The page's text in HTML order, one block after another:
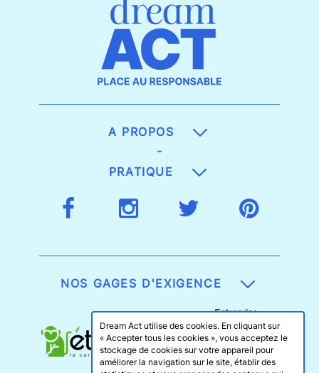
A PROPOS
-
PRATIQUE
NOS GAGES D'EXIGENCE
Dream Act utilise des cookies. En cliquant sur
« Accepter tous les cookies », vous acceptez le
stockage de cookies sur votre appareil pour
améliorer la navigation sur le site, établir des